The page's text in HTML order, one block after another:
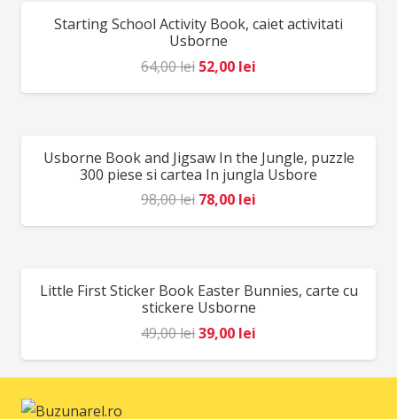
49,00 lei.
REDUCERI!
Starting School Activity Book, caiet activitati
Usborne
64,00lei Prețul
inițial
64,00 lei.
52,00 lei
curent
REDUCERI!
Usborne Book and Jigsaw In the Jungle, puzzle
300 piese si cartea In jungla Usbore
98,00lei Prețul
inițial
98,00 lei.
78,00 lei
curent
REDUCERI!
Little First Sticker Book Easter Bunnies, carte cu
stickere Usborne
49,00leiPrețul
inițial
a
39,00 lei
curent
este: